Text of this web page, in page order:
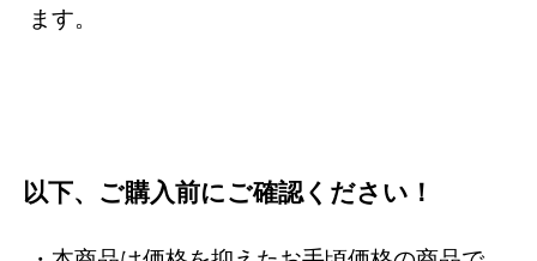
ます。
以下、ご購入前にご確認ください！